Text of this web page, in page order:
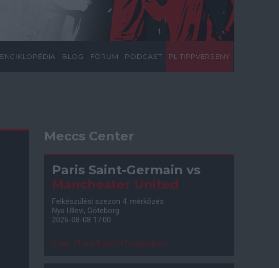
ENCIKLOPÉDIA BLOG FÓRUM PODCAST PL TIPPVERSENY
Meccs Center
Paris Saint-Germain vs
Manchester United
Felkészülési szezon 4. mérkőzés
Nya Ullevi, Göteborg
2026-08-08 17:00
0 nap 17 óra 5 perc 16 másodperc